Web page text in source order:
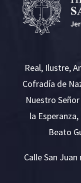
Real, Ilustre,
Cofradía de
Nuestro
la
Beato
Calle San